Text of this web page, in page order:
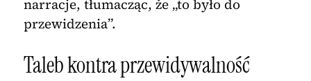
narracje, tłumacząc, że „to było do
przewidzenia”.
Taleb kontra przewidywalność